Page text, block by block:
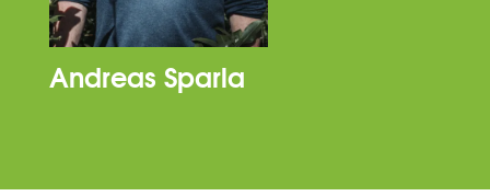
Andreas Sparla